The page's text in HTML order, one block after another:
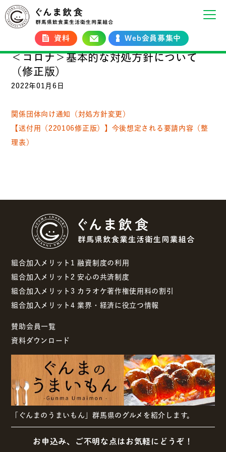
資料 Web会員募集中
＜コロナ＞基本的な対処方針について
（修正版）
2022年01月6日
関係団体向け通知（対処方針変更）
【送付用（220106修正版）】今後想定される要請内容（整
理表）
組合加入メリット1 融資制度の利用
組合加入メリット2 安心の共済制度
組合加入メリット3 カラオケ著作権使用料の割引
組合加入メリット4 業界・経済に役立つ情報
賛助会員一覧
資料ダウンロード
「ぐんまのうまいもん」群馬県のグルメを紹介します。
お申込み、ご不明な点はお気軽にどうぞ！